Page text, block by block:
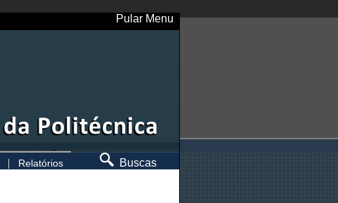
Pular Menu
| Relatórios Buscas